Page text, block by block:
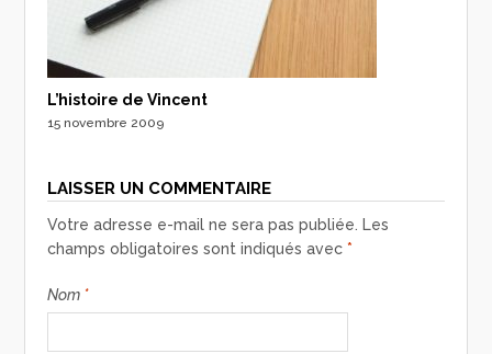
L’histoire de Vincent
15 novembre 2009
LAISSER UN COMMENTAIRE
Votre adresse e-mail ne sera pas publiée. Les
champs obligatoires sont indiqués avec*
Nom *